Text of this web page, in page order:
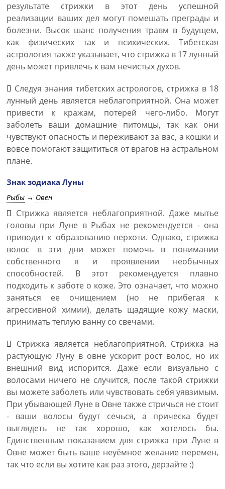
результате стрижки в этот день успешной
реализации ваших дел могут помешать преграды и
болезни. Высок шанс получения травм в будущем,
как физических так и психических. Тибетская
астрология также указывает, что стрижка в 17 лунный
день может привлечь к вам нечистых духов.
Следуя знания тибетских астрологов, стрижка в 18
лунный день является неблагоприятной. Она может
привести к кражам, потерей чего-либо. Могут
заболеть ваши домашние питомцы, так как они
чувствуют опасность и переживают за вас, а кошки и
вовсе помогают защититься от врагов на астральном
плане.
Знак зодиака Луны
Рыбы → Овен
Стрижка является неблагоприятной. Даже мытье
головы при Луне в Рыбах не рекомендуется - она
приводит к образованию перхоти. Однако, стрижка
волос в эти дни может помочь в понимании
собственного я и проявлении необычных
способностей. В этот рекомендуется плавно
подходить к заботе о коже. Это означает, что можно
заняться ее очищением (но не прибегая к
агрессивной химии), делать щадящие кожу маски,
принимать теплую ванну со свечами.
Стрижка является неблагоприятной. Стрижка на
растующую Луну в овне ускорит рост волос, но их
внешний вид испорится. Даже если визуально с
волосами ничего не случится, после такой стрижки
вы можете заболеть или чувствовать себя уявзимым.
При убывающей Луне в Овне также стричься не стоит
- ваши волосы будут сечься, а прическа будет
выглядеть не так хорошо, как хотелось бы.
Единственным показанием для стрижка при Луне в
Овне может быть ваше неуёмное желание перемен,
так что если вы хотите как раз этого, дерзайте ;)